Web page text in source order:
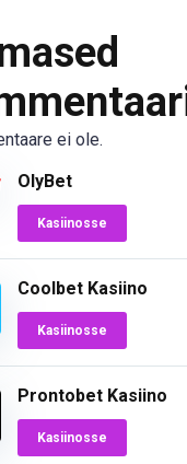
ei ole.
OlyBet
Kasiinosse
Coolbet Kasiino
Kasiinosse
Prontobet Kasiino
Kasiinosse